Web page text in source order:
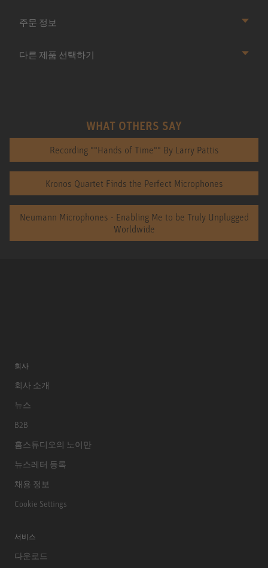
주문 정보
다른 제품 선택하기
WHAT OTHERS SAY
Recording ""Hands of Time"" By Larry Pattis
Kronos Quartet Finds the Perfect Microphones
Neumann Microphones - Enabling Me to be Truly Unplugged
Worldwide
회사
회사 소개
뉴스
B2B
홈스튜디오의 노이만
뉴스레터 등록
채용 정보
Cookie Settings
서비스
다운로드